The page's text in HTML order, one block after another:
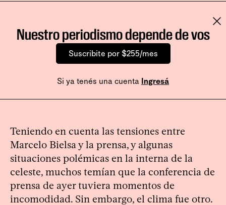
Nuestro periodismo depende de vos
Suscribite por $255/mes
Si ya tenés una cuenta Ingresá
Teniendo en cuenta las tensiones entre
Marcelo Bielsa y la prensa, y algunas
situaciones polémicas en la interna de la
celeste, muchos temían que la conferencia de
prensa de ayer tuviera momentos de
incomodidad. Sin embargo, el clima fue otro.